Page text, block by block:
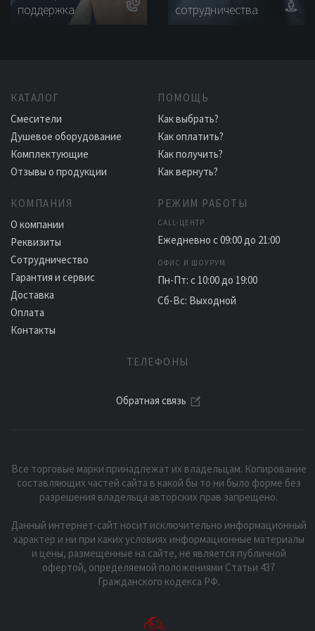
поддержка
сотрудничества
КАТАЛОГ
Смесители
Душевое оборудование
Комплектующие
Отзывы о продукции
ПОМОЩЬ
Как выбрать?
Как оплатить?
Как получить?
Как вернуть?
КОМПАНИЯ
О компании
Реквизиты
Сотрудничество
Гарантия и сервис
Доставка
Оплата
Контакты
РЕЖИМ РАБОТЫ
CALL-ЦЕНТР
Ежедневно с 09:00 до 21:00
ОФИС И ШОУРУМ
Пн-Пт: с 10:00 до 19:00
Сб-Вс: Выходной
ТЕЛЕФОНЫ
Обратная связь
Все торговые марки принадлежат их владельцам. Копирование
составляющих частей сайта в какой бы то ни было форме без
разрешения владельца авторских прав запрещено.
Данный интернет-сайт носит исключительно информационный
характер и ни при каких условиях информационные материалы
и цены, размещенные на сайте, не является публичной
офертой, определяемой положениями Статьи 437
Гражданского кодекса РФ.